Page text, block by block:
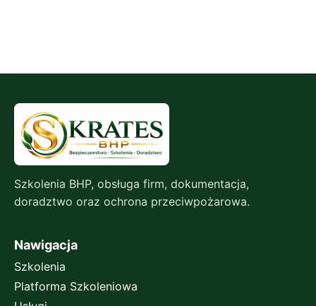
Szkolenia BHP, obsługa firm, dokumentacja,
doradztwo oraz ochrona przeciwpożarowa.
Nawigacja
Szkolenia
Platforma Szkoleniowa